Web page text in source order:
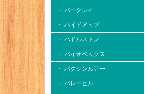
・ バークレイ
・ ハイドアップ
・ ハドルストン
・ バイオベックス
・ バクシンルアー
・ バレーヒル